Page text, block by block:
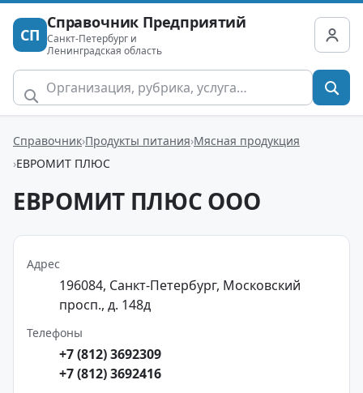
СП
Справочник Предприятий
Санкт-Петербург и
Ленинградская область
Справочник Продукты питания Мясная продукция
ЕВРОМИТ ПЛЮС
ЕВРОМИТ ПЛЮС ООО
Адрес
196084, Санкт-Петербург, Московский
просп., д. 148д
Телефоны
+7 (812) 3692309
+7 (812) 3692416